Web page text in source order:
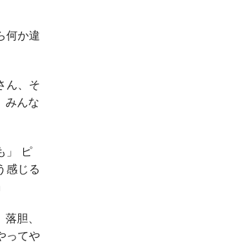
何か違
ん、そ
みんな
」 ピ
感じる
胆、
ってや